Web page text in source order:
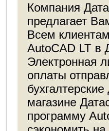
Компания
предлагает
Всем
AutoCAD LT в
Электронная
оплаты
магазине
программу